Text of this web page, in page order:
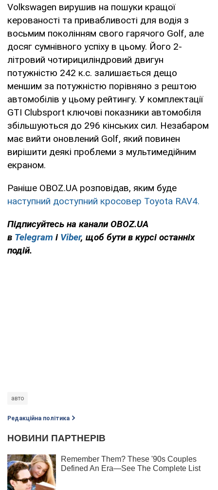
Volkswagen вирушив на пошуки кращої
керованості та привабливості для водія з
восьмим поколінням свого гарячого Golf, але
досяг сумнівного успіху в цьому. Його 2-
літровий чотирициліндровий двигун
потужністю 242 к.с. залишається дещо
меншим за потужністю порівняно з рештою
автомобілів у цьому рейтингу. У комплектації
GTI Clubsport ключові показники автомобіля
збільшуються до 296 кінських сил. Незабаром
має вийти оновлений Golf, який повинен
вирішити деякі проблеми з мультимедійним
екраном.
Раніше OBOZ.UA розповідав, яким буде
наступний доступний кросовер Toyota RAV4.
Підписуйтесь на канали OBOZ.UA
в Telegram і Viber, щоб бути в курсі останніх
подій.
авто
Редакційна політика